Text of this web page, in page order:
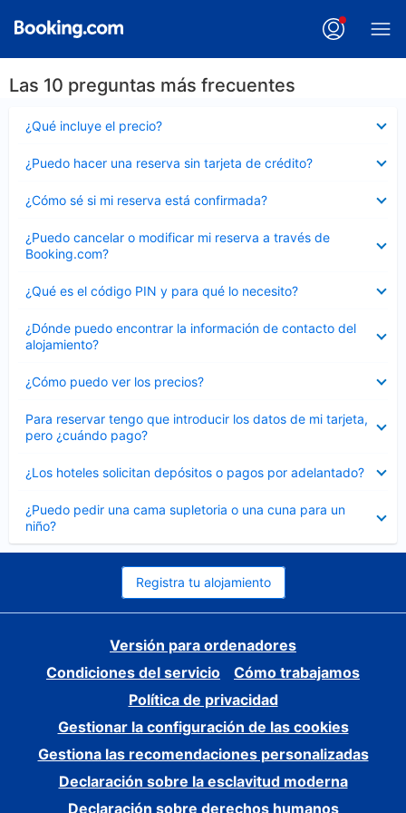
Las 10 preguntas más frecuentes
¿Qué incluye el precio?
cerrado
¿Puedo hacer una reserva sin tarjeta de crédito?
cerrado
¿Cómo sé si mi reserva está confirmada?
cerrado
¿Puedo cancelar o modificar mi reserva a través de
Booking.com?
cerrado
¿Qué es el código PIN y para qué lo necesito?
cerrado
¿Dónde puedo encontrar la información de contacto del
alojamiento?
cerrado
¿Cómo puedo ver los precios?
cerrado
Para reservar tengo que introducir los datos de mi tarjeta,
pero ¿cuándo pago?
cerrado
¿Los hoteles solicitan depósitos o pagos por adelantado?
cerrado
¿Puedo pedir una cama supletoria o una cuna para un
niño?
cerrado
Registra tu alojamiento
Versión para ordenadores
Condiciones del servicio
Cómo trabajamos
Política de privacidad
Gestionar la configuración de las cookies
Gestiona las recomendaciones personalizadas
Declaración sobre la esclavitud moderna
Declaración sobre derechos humanos